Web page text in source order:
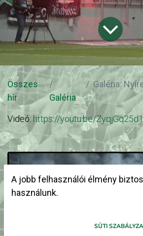
Összes
hír
Galéria
Galéria:
Videó: https://youtu.be/
A jobb felhasználói élmény
használunk.
SÜTI